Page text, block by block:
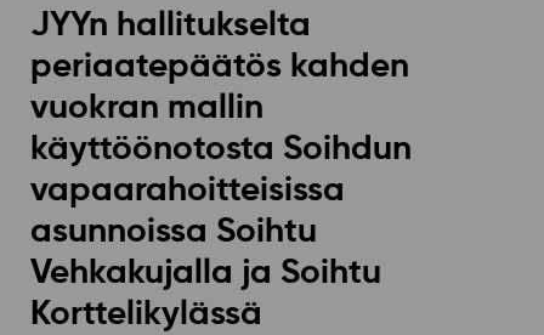
JYYn hallitukselta
periaatepäätös kahden
vuokran mallin
käyttöönotosta Soihdun
vapaarahoitteisissa
asunnoissa Soihtu
Vehkakujalla ja Soihtu
Korttelikylässä